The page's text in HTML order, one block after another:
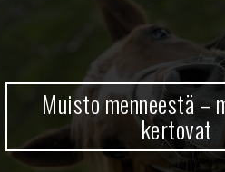
Muisto menneestä
kertovat